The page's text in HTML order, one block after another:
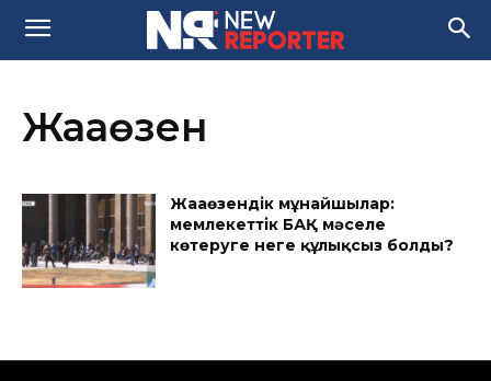
Жаңаөзен
Жаңаөзендік мұнайшылар:
мемлекеттік БАҚ мәселе
көтеруге неге құлықсыз болды?